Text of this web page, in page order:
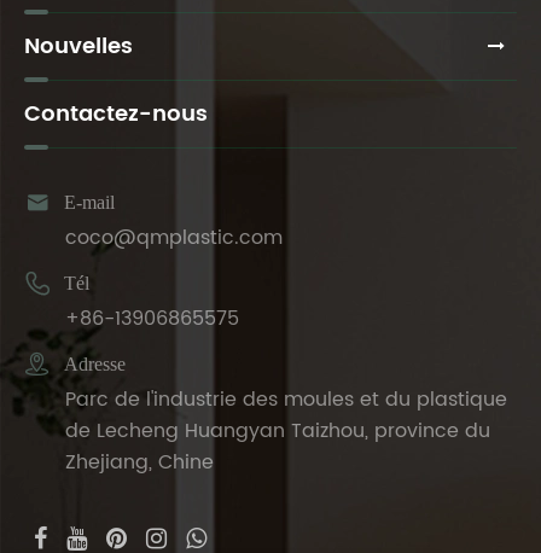
Nouvelles
Contactez-nous
 E-mail
coco@qmplastic.com
 Tél
+86-13906865575
 Adresse
Parc de l'industrie des moules et du plastique
de Lecheng Huangyan Taizhou, province du
Zhejiang, Chine